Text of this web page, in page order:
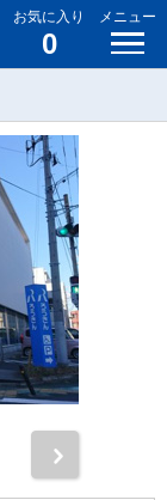
お気に入り
0
メニュー